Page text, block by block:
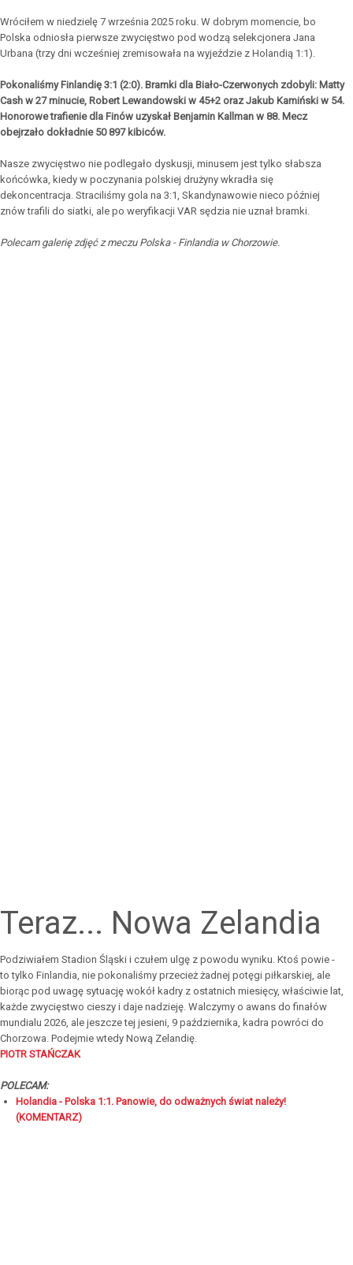
Wróciłem w niedzielę 7 września 2025 roku. W dobrym momencie, bo
Polska odniosła pierwsze zwycięstwo pod wodzą selekcjonera Jana
Urbana (trzy dni wcześniej zremisowała na wyjeździe z Holandią 1:1).
Pokonaliśmy Finlandię 3:1 (2:0). Bramki dla Biało-Czerwonych zdobyli: Matty
Cash w 27 minucie, Robert Lewandowski w 45+2 oraz Jakub Kamiński w 54.
Honorowe trafienie dla Finów uzyskał Benjamin Kallman w 88. Mecz
obejrzało dokładnie 50 897 kibiców.
Nasze zwycięstwo nie podlegało dyskusji, minusem jest tylko słabsza
końcówka, kiedy w poczynania polskiej drużyny wkradła się
dekoncentracja. Straciliśmy gola na 3:1, Skandynawowie nieco później
znów trafili do siatki, ale po weryfikacji VAR sędzia nie uznał bramki.
Polecam galerię zdjęć z meczu Polska - Finlandia w Chorzowie.
Teraz... Nowa Zelandia
Podziwiałem Stadion Śląski i czułem ulgę z powodu wyniku. Ktoś powie -
to tylko Finlandia, nie pokonaliśmy przecież żadnej potęgi piłkarskiej, ale
biorąc pod uwagę sytuację wokół kadry z ostatnich miesięcy, właściwie lat,
każde zwycięstwo cieszy i daje nadzieję. Walczymy o awans do finałów
mundialu 2026, ale jeszcze tej jesieni, 9 października, kadra powróci do
Chorzowa. Podejmie wtedy Nową Zelandię.
PIOTR STAŃCZAK
POLECAM:
Holandia - Polska 1:1. Panowie, do odważnych świat należy!
(KOMENTARZ)